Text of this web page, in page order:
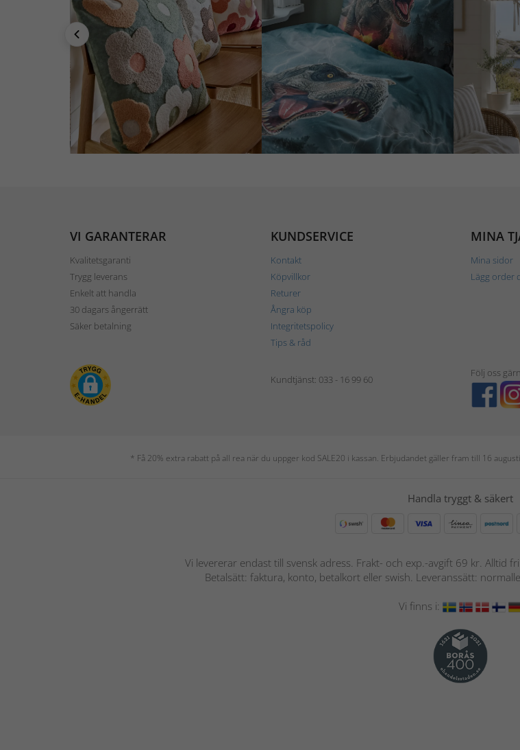
VI GARANTERAR
Kvalitetsgaranti
Trygg leverans
Enkelt att handla
30 dagars ångerrätt
Säker betalning
KUNDSERVICE
Kontakt
Köpvillkor
Returer
Ångra köp
Integritetspolicy
Tips & råd
MINA
Mina sidor
Lägg order
Kundtjänst: 033 - 16 99 60
Följ oss
* Få 20% extra rabatt på all rea när du uppger kod SALE20 i kassan. Erbjudandet gäller fram till 16
Handla tryggt & säkert
Vi levererar endast till svensk adress. Frakt- och exp.-avgift 69 kr. Alltid
Betalsätt: faktura, konto, betalkort eller swish. Leveranssätt:
Vi finns i: